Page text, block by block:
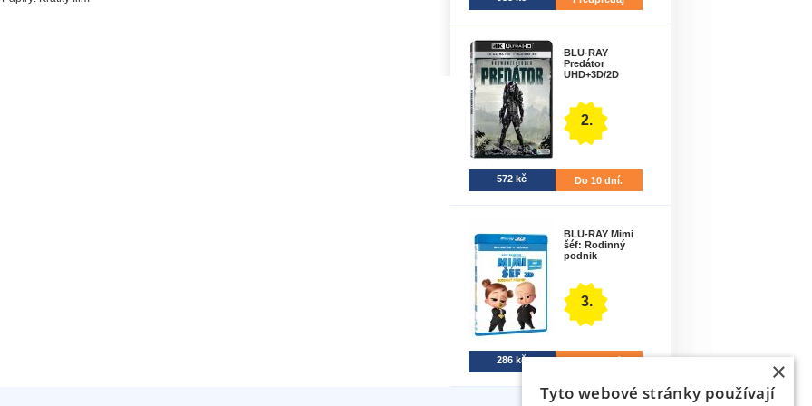
BLU-RAY
Predátor
UHD+3D/2D
2.
572 kč Do 10 dní.
BLU-RAY Mimi
šéf: Rodinný
podnik
3.
286 kč ×
Tyto webové stránky používají